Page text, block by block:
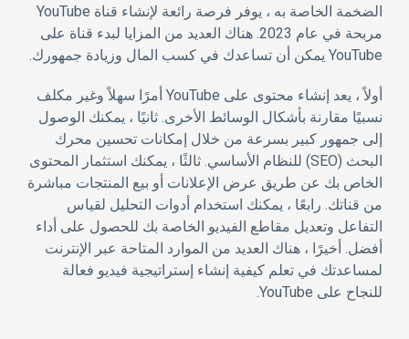
الضخمة الخاصة به ، يوفر فرصة رائعة لإنشاء قناة YouTube
مربحة في عام 2023. هناك العديد من المزايا لبدء قناة على
YouTube يمكن أن تساعدك في كسب المال وزيادة جمهورك.
أولاً ، يعد إنشاء محتوى على YouTube أمرًا سهلاً وغير مكلف
نسبيًا مقارنة بأشكال الوسائط الأخرى. ثانيًا ، يمكنك الوصول
إلى جمهور كبير بسرعة من خلال إمكانات تحسين محرك
البحث (SEO) للنظام الأساسي. ثالثًا ، يمكنك استثمار المحتوى
الخاص بك عن طريق عرض الإعلانات أو بيع المنتجات مباشرة
من قناتك. رابعًا ، يمكنك استخدام أدوات التحليل لقياس
التفاعل وتعديل مقاطع الفيديو الخاصة بك للحصول على أداء
أفضل. أخيرًا ، هناك العديد من الموارد المتاحة عبر الإنترنت
لمساعدتك في تعلم كيفية إنشاء إستراتيجية فيديو فعالة
للنجاح على YouTube.